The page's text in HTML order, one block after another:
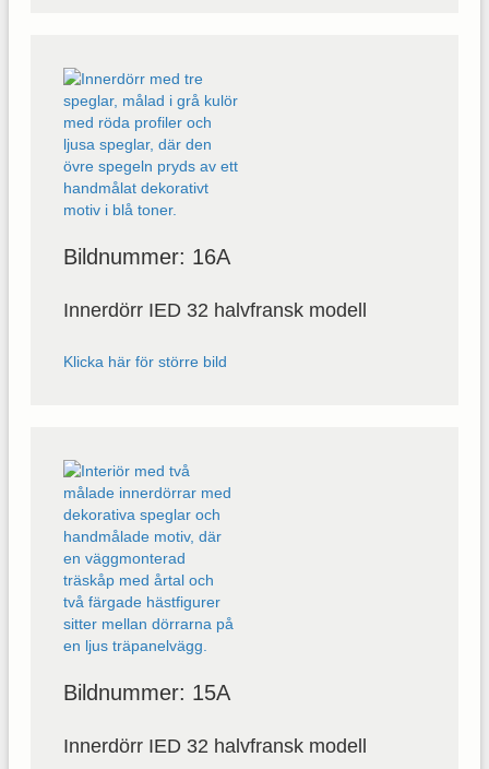
Bildnummer: 16A
Innerdörr IED 32 halvfransk modell
Klicka här för större bild
Bildnummer: 15A
Innerdörr IED 32 halvfransk modell